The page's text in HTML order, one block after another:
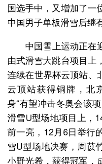
国选手中，又增加了一
中国男子单板滑雪后继
中国雪上运动正在
由式滑雪大跳台项目上
连续在世界杯云顶站、
云顶站获得铜牌，北
身“有望冲击冬奥会该
滑雪U型场地项目上，
前一亮，12月6日举行
雪U型场地决赛，周苡
小野光希，获得冠军，